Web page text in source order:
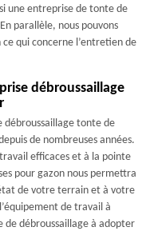
une entreprise de tonte de
parallèle, nous pouvons
qui concerne l’entretien de
débroussaillage
débroussaillage tonte de
de nombreuses années.
efficaces et à la pointe
pour gazon nous permettra
de votre terrain et à votre
de travail à
de débroussaillage à adopter